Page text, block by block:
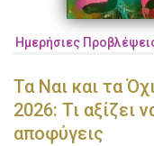
Ημερήσιες
Τα Ναι και τα
2026: Τι αξίζει
αποφύγεις